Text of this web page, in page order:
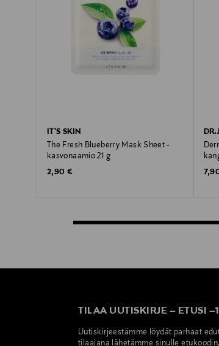
IT'S SKIN
The Fresh Blueberry Mask Sheet -
kasvonaamio 21 g
Original Price
2,90 €
TILAA UUTISKIRJE – ETUSI –
Uutiskirjeestämme löydät parhaat
tilaajana lähetämme sinulle